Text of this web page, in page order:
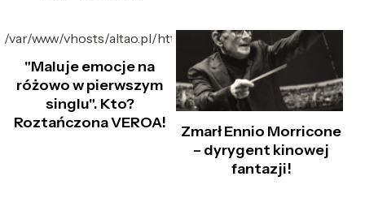
/var/www/vhosts/altao.pl/httpdocs/foto_hd/2505/D/
"Maluje emocje na
różowo w pierwszym
singlu". Kto?
Roztańczona VEROA!
Zmarł Ennio Morricone
– dyrygent kinowej
fantazji!